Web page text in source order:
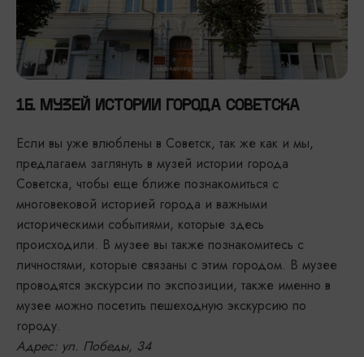
16. МУЗЕЙ ИСТОРИИ ГОРОДА СОВЕТСКА
Если вы уже влюблены в Советск, так же как и мы,
предлагаем заглянуть в музей истории города
Советска, чтобы еще ближе познакомиться с
многовековой историей города и важными
историческими событиями, которые здесь
происходили. В музее вы также познакомитесь с
личностями, которые связаны с этим городом. В музее
проводятся экскурсии по экспозиции, также именно в
музее можно посетить пешеходную экскурсию по
городу.
Адрес: ул. Победы, 34